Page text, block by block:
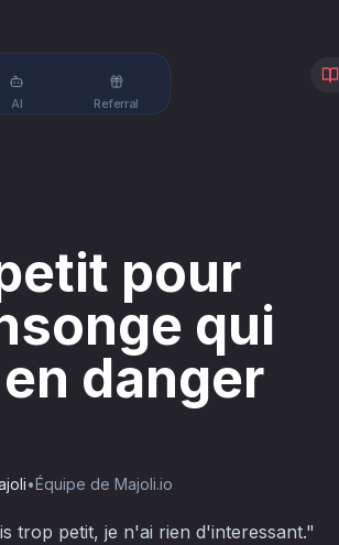
AI Referral
pour
qui
danger
•Équipe de Majoli.io
trop petit, je n'ai rien d'interessant."